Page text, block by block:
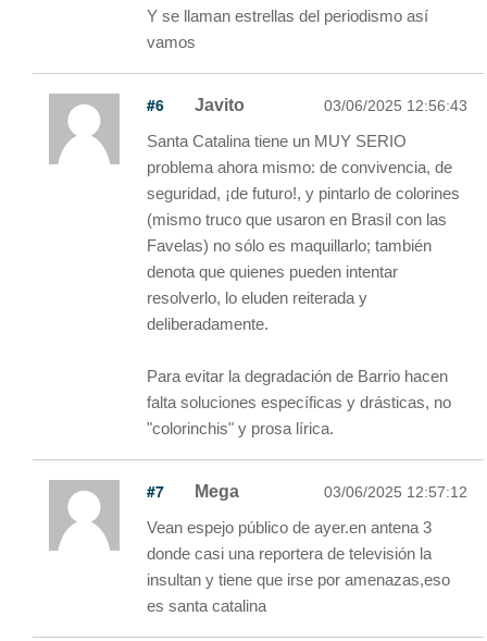
Y se llaman estrellas del periodismo así
vamos
#6 Javito 03/06/2025 12:56:43
Santa Catalina tiene un MUY SERIO
problema ahora mismo: de convivencia, de
seguridad, ¡de futuro!, y pintarlo de colorines
(mismo truco que usaron en Brasil con las
Favelas) no sólo es maquillarlo; también
denota que quienes pueden intentar
resolverlo, lo eluden reiterada y
deliberadamente.
Para evitar la degradación de Barrio hacen
falta soluciones específicas y drásticas, no
"colorinchis" y prosa lírica.
#7 Mega 03/06/2025 12:57:12
Vean espejo público de ayer.en antena 3
donde casi una reportera de televisión la
insultan y tiene que irse por amenazas,eso
es santa catalina